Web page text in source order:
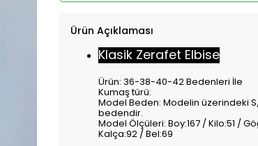
Ürün Açıklaması
Klasik Zerafet Elbise
Ürün: 36-38-40-42 Bedenleri İle
Kumaş türü:
Model Beden: Modelin üzerindeki
bedendir.
Model Ölçüleri: Boy:167 / Kilo:51 /
Kalça:92 / Bel:69